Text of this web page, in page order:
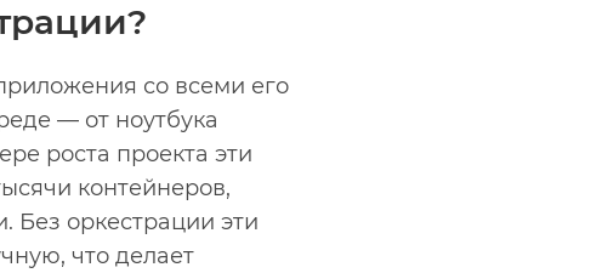
со всеми его
— от ноутбука
роста проекта эти
контейнеров,
Без оркестрации эти
что делает